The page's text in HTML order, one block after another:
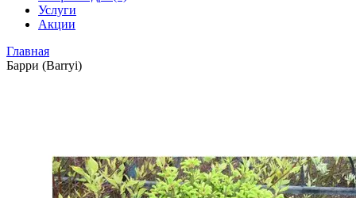
Услуги
Акции
Главная
Барри (Barryi)